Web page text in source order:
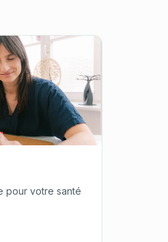
pour votre santé